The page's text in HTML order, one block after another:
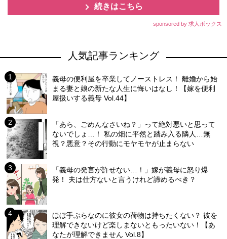
続きはこちら
sponsored by 求人ボックス
人気記事ランキング
義母の便利屋を卒業してノーストレス！ 離婚から始
まる妻と娘の新たな人生に悔いはなし！【嫁を便利
屋扱いする義母 Vol.44】
「あら、ごめんなさいね？」って絶対悪いと思って
ないでしょ…！ 私の畑に平然と踏み入る隣人…無
視？悪意？その行動にモヤモヤが止まらない
「義母の発言が許せない…！」嫁が義母に怒り爆
発！ 夫は仕方ないと言うけれど諦めるべき？
ほぼ手ぶらなのに彼女の荷物は持ちたくない？ 彼を
理解できないけど楽しまないともったいない！【あ
なたが理解できません Vol.8】